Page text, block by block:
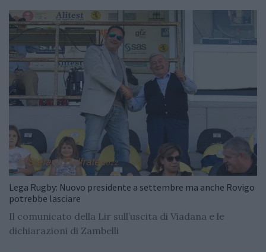
Lega Rugby: Nuovo presidente a settembre ma anche Rovigo
potrebbe lasciare
Il comunicato della Lir sull’uscita di Viadana e le
dichiarazioni di Zambelli